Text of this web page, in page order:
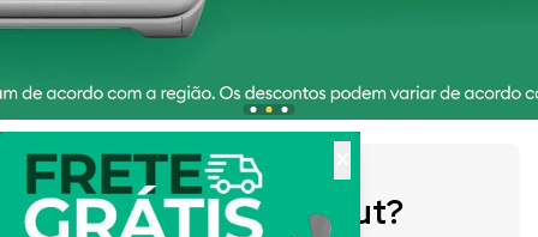
O que é a Cricut?